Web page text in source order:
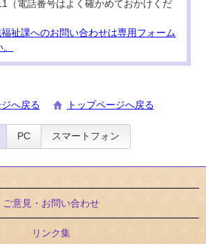
（電話番号はよく確かめておかけくだ
祉課へのお問い合わせは専用フォーム
へ戻る トップページへ戻る
PC スマートフォン
ご意見・お問い合わせ
リンク集